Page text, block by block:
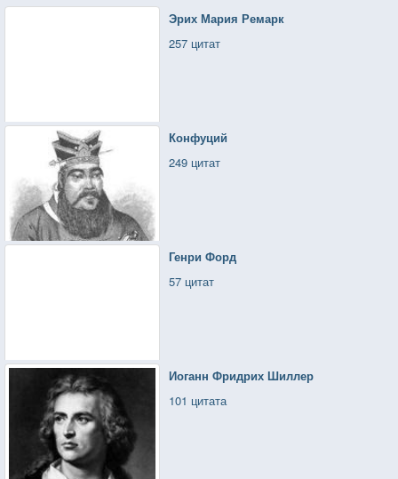
Эрих Мария Ремарк
257 цитат
Конфуций
249 цитат
Генри Форд
57 цитат
Иоганн Фридрих Шиллер
101 цитата